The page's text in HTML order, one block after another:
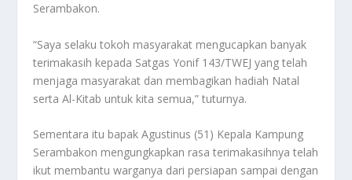
Serambakon.
“Saya selaku tokoh masyarakat mengucapkan banyak
terimakasih kepada Satgas Yonif 143/TWEJ yang telah
menjaga masyarakat dan membagikan hadiah Natal
serta Al-Kitab untuk kita semua,” tuturnya.
Sementara itu bapak Agustinus (51) Kepala Kampung
Serambakon mengungkapkan rasa terimakasihnya telah
ikut membantu warganya dari persiapan sampai dengan